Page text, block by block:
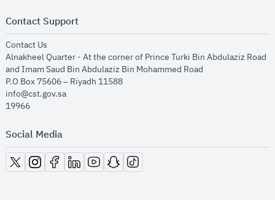
Contact Support
Contact Us
Alnakheel Quarter - At the corner of Prince Turki Bin Abdulaziz Road
and Imam Saud Bin Abdulaziz Bin Mohammed Road​
P.O Box 75606 – Riyadh 11588
info@cst.gov.sa
19966
Social Media
opens in new window
opens in new window
opens in new window
opens in new window
opens in new window
opens in new window
opens in new window